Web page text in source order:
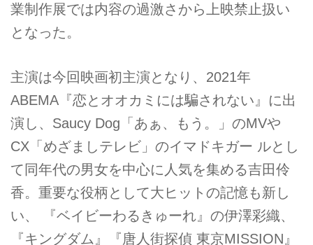
業制作展では内容の過激さから上映禁止扱い
となった。
主演は今回映画初主演となり、2021年
ABEMA『恋とオオカミには騙されない』に出
演し、Saucy Dog「あぁ、もう。」のMVや
CX「めざましテレビ」のイマドキガー ルとし
て同年代の男女を中心に人気を集める吉田伶
香。重要な役柄として大ヒットの記憶も新し
い、 『ベイビーわるきゅーれ』の伊澤彩織、
『キングダム』『唐人街探偵 東京MISSION』